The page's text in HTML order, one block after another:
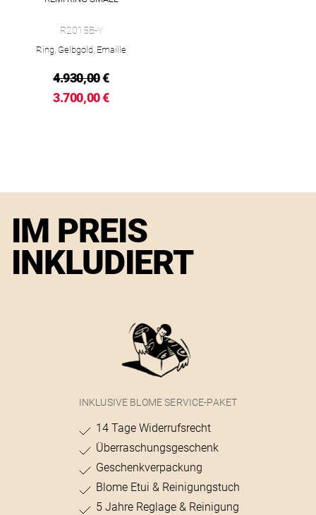
R2015B-Y
Ring, Gelbgold, Emaille
4.930,00€
3.700,00 €
IM PREIS
INKLUDIERT
INKLUSIVE BLOME SERVICE-PAKET
14 Tage Widerrufsrecht
Überraschungsgeschenk
Geschenkverpackung
Blome Etui & Reinigungstuch
5 Jahre Reglage & Reinigung